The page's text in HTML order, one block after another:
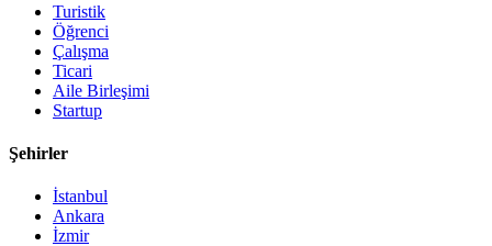
Turistik
Öğrenci
Çalışma
Ticari
Aile Birleşimi
Startup
Şehirler
İstanbul
Ankara
İzmir